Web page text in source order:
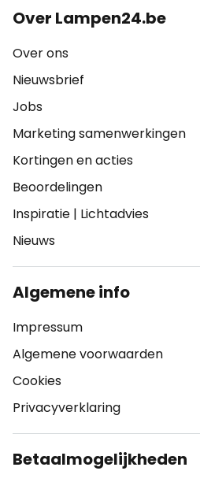
Over Lampen24.be
Over ons
Nieuwsbrief
Jobs
Marketing samenwerkingen
Kortingen en acties
Beoordelingen
Inspiratie | Lichtadvies
Nieuws
Algemene info
Impressum
Algemene voorwaarden
Cookies
Privacyverklaring
Betaalmogelijkheden